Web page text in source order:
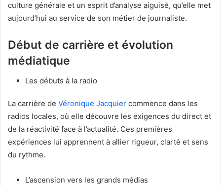
culture générale et un esprit d’analyse aiguisé, qu’elle met
aujourd’hui au service de son métier de journaliste.
Début de carrière et évolution
médiatique
Les débuts à la radio
La carrière de Véronique Jacquier commence dans les
radios locales, où elle découvre les exigences du direct et
de la réactivité face à l’actualité. Ces premières
expériences lui apprennent à allier rigueur, clarté et sens
du rythme.
L’ascension vers les grands médias